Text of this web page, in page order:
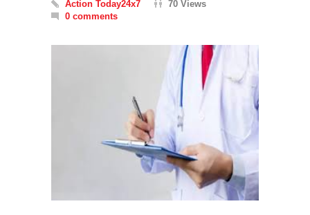
Action Today24x7
70 Views
0 comments